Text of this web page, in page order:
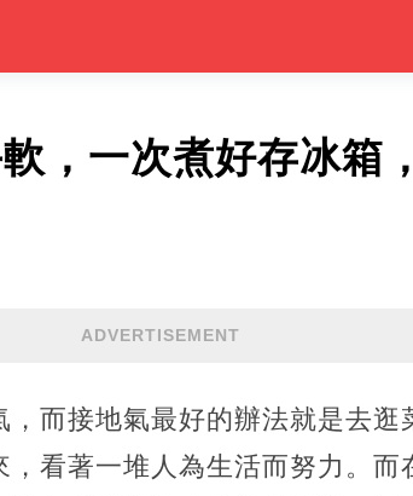
，一次煮好存冰箱
ADVERTISEMENT
，而接地氣最好的辦法就是去逛
看著一堆人為生活而努力。而